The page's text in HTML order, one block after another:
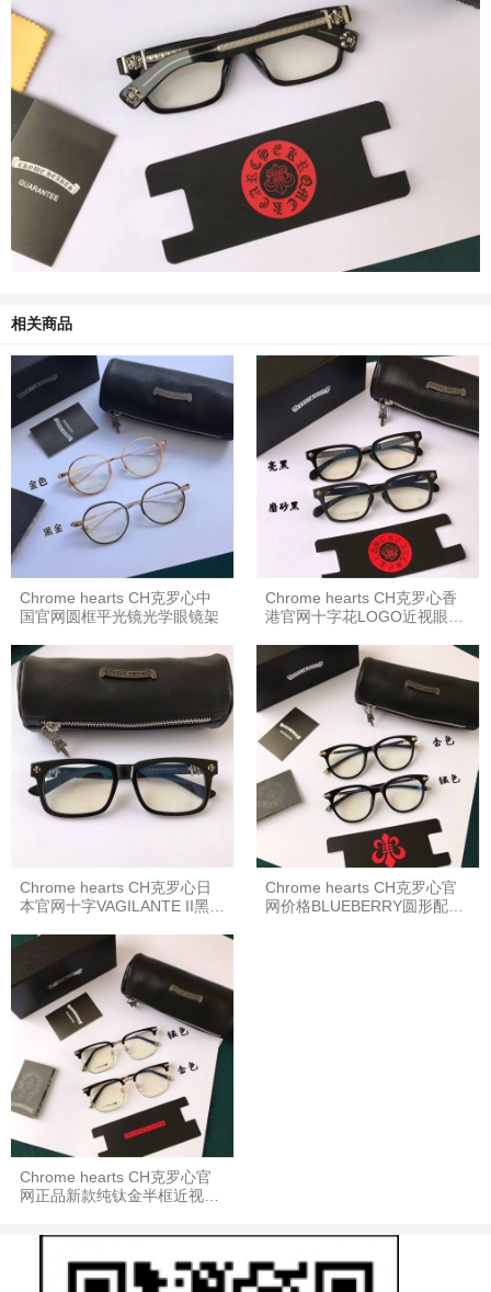
相关商品
Chrome hearts CH克罗心中
国官网圆框平光镜光学眼镜架
Chrome hearts CH克罗心香
港官网十字花LOGO近视眼镜
Chrome hearts CH克罗心日
本官网十字VAGILANTE II黑框
Chrome hearts CH克罗心官
网价格BLUEBERRY圆形配光
Chrome hearts CH克罗心官
网正品新款纯钛金半框近视眼